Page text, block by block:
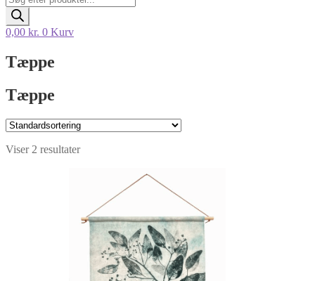
search
0,00 kr. 0 Kurv
Tæppe
Tæppe
Viser 2 resultater